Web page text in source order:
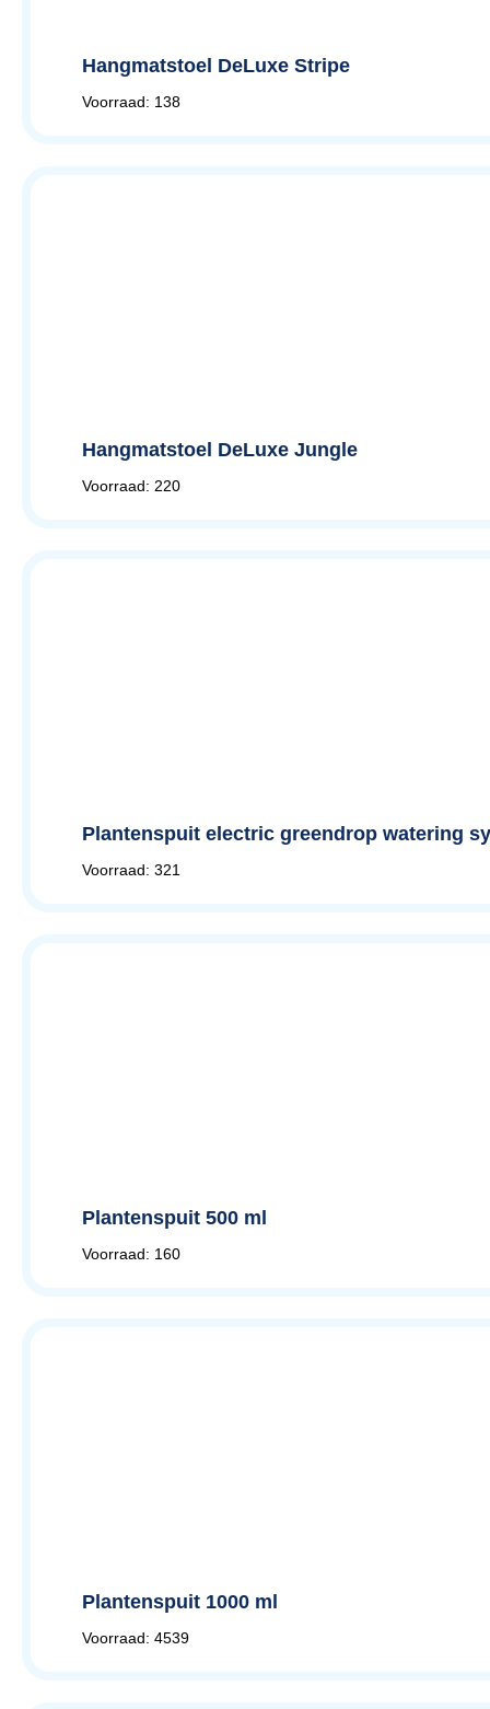
Hangmatstoel DeLuxe Stripe
Voorraad: 138
Hangmatstoel DeLuxe Jungle
Voorraad: 220
Plantenspuit electric greendrop watering
Voorraad: 321
Plantenspuit 500 ml
Voorraad: 160
Plantenspuit 1000 ml
Voorraad: 4539